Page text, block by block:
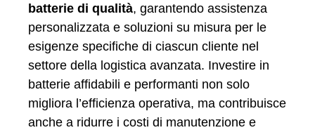
batterie di qualità, garantendo assistenza
personalizzata e soluzioni su misura per le
esigenze specifiche di ciascun cliente nel
settore della logistica avanzata. Investire in
batterie affidabili e performanti non solo
migliora l’efficienza operativa, ma contribuisce
anche a ridurre i costi di manutenzione e